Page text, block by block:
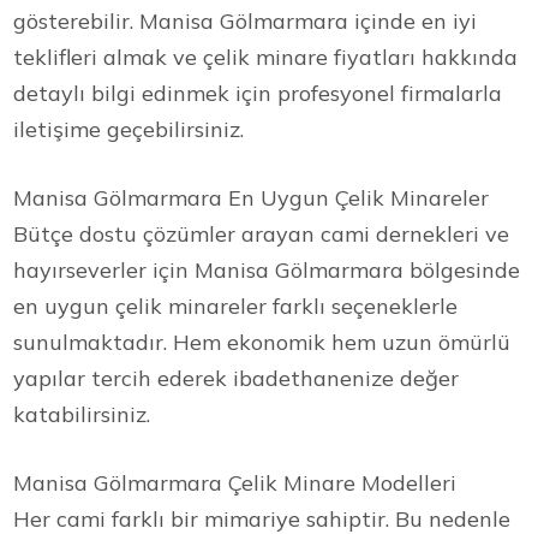
gösterebilir. Manisa Gölmarmara içinde en iyi
teklifleri almak ve çelik minare fiyatları hakkında
detaylı bilgi edinmek için profesyonel firmalarla
iletişime geçebilirsiniz.
Manisa Gölmarmara En Uygun Çelik Minareler
Bütçe dostu çözümler arayan cami dernekleri ve
hayırseverler için Manisa Gölmarmara bölgesinde
en uygun çelik minareler farklı seçeneklerle
sunulmaktadır. Hem ekonomik hem uzun ömürlü
yapılar tercih ederek ibadethanenize değer
katabilirsiniz.
Manisa Gölmarmara Çelik Minare Modelleri
Her cami farklı bir mimariye sahiptir. Bu nedenle